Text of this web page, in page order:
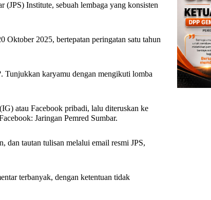
(JPS) Institute, sebuah lembaga yang konsisten
2025, bertepatan peringatan satu tahun
Tunjukkan karyamu dengan mengikuti lomba
atau Facebook pribadi, lalu diteruskan ke
Jaringan Pemred Sumbar.
dan tautan tulisan melalui email resmi JPS,
terbanyak, dengan ketentuan tidak